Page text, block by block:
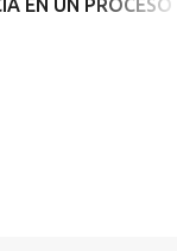
EN UN PROCESO